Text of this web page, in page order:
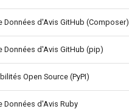
Données d'Avis GitHub (Composer)
Données d'Avis GitHub (pip)
Open Source (PyPI)
Données d'Avis Ruby